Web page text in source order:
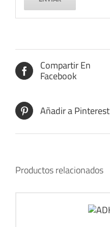
Compartir En
Facebook
Añadir a Pinterest
Productos relacionados